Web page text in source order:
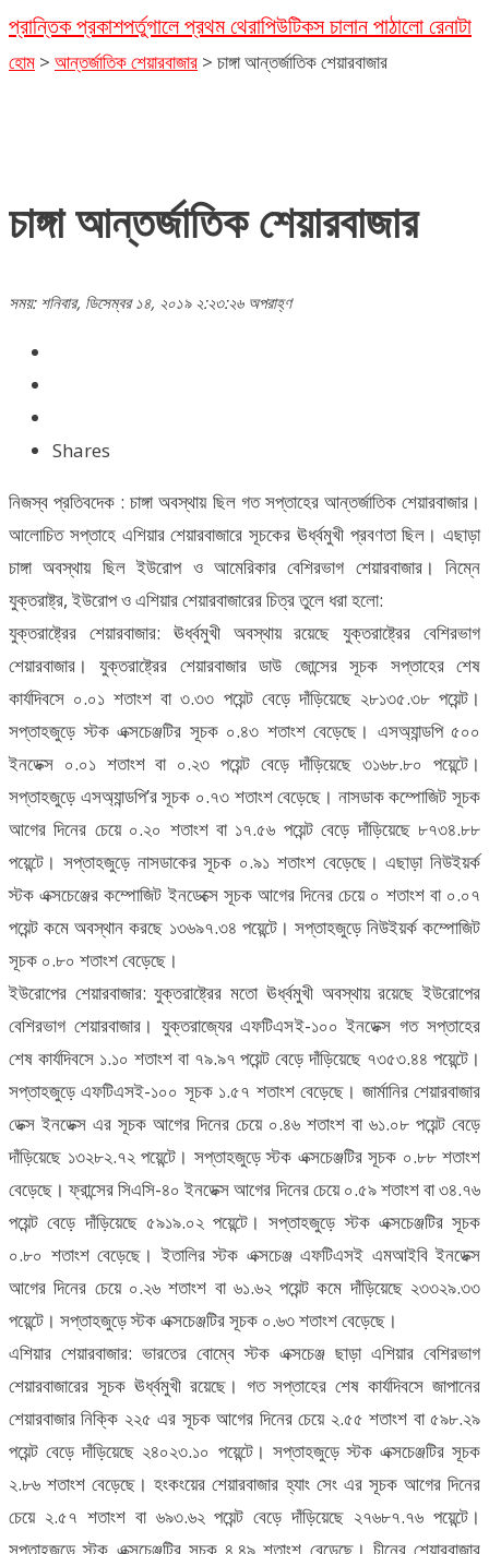
প্রান্তিক প্রকাশপর্তুগালে প্রথম থেরাপিউটিকস চালান পাঠালো রেনাটা
হোম > আন্তর্জাতিক শেয়ারবাজার > চাঙ্গা আন্তর্জাতিক শেয়ারবাজার
চাঙ্গা আন্তর্জাতিক শেয়ারবাজার
সময়: শনিবার, ডিসেম্বর ১৪, ২০১৯ ২:২৩:২৬ অপরাহ্ণ
Shares
নিজস্ব প্রতিবদেক : চাঙ্গা অবস্থায় ছিল গত সপ্তাহের আন্তর্জাতিক শেয়ারবাজার।
আলোচিত সপ্তাহে এশিয়ার শেয়ারবাজারে সূচকের ঊর্ধ্বমুখী প্রবণতা ছিল। এছাড়া
চাঙ্গা অবস্থায় ছিল ইউরোপ ও আমেরিকার বেশিরভাগ শেয়ারবাজার। নিম্নে
যুক্তরাষ্ট্র, ইউরোপ ও এশিয়ার শেয়ারবাজারের চিত্র তুলে ধরা হলো:
যুক্তরাষ্ট্রের শেয়ারবাজার: ঊর্ধ্বমুখী অবস্থায় রয়েছে যুক্তরাষ্ট্রের বেশিরভাগ
শেয়ারবাজার। যুক্তরাষ্ট্রের শেয়ারবাজার ডাউ জোন্সের সূচক সপ্তাহের শেষ
কার্যদিবসে ০.০১ শতাংশ বা ৩.৩৩ পয়েন্ট বেড়ে দাঁড়িয়েছে ২৮১৩৫.৩৮ পয়েন্ট।
সপ্তাহজুড়ে স্টক এক্সচেঞ্জটির সূচক ০.৪৩ শতাংশ বেড়েছে। এসঅ্যান্ডপি ৫০০
ইনডেক্স ০.০১ শতাংশ বা ০.২৩ পয়েন্ট বেড়ে দাঁড়িয়েছে ৩১৬৮.৮০ পয়েন্টে।
সপ্তাহজুড়ে এসঅ্যান্ডপি’র সূচক ০.৭৩ শতাংশ বেড়েছে। নাসডাক কম্পোজিট সূচক
আগের দিনের চেয়ে ০.২০ শতাংশ বা ১৭.৫৬ পয়েন্ট বেড়ে দাঁড়িয়েছে ৮৭৩৪.৮৮
পয়েন্টে। সপ্তাহজুড়ে নাসডাকের সূচক ০.৯১ শতাংশ বেড়েছে। এছাড়া নিউইয়র্ক
স্টক এক্সচেঞ্জের কম্পোজিট ইনডেক্সে সূচক আগের দিনের চেয়ে ০ শতাংশ বা ০.০৭
পয়েন্ট কমে অবস্থান করছে ১৩৬৯৭.৩৪ পয়েন্টে। সপ্তাহজুড়ে নিউইয়র্ক কম্পোজিট
সূচক ০.৮০ শতাংশ বেড়েছে।
ইউরোপের শেয়ারবাজার: যুক্তরাষ্ট্রের মতো ঊর্ধ্বমুখী অবস্থায় রয়েছে ইউরোপের
বেশিরভাগ শেয়ারবাজার। যুক্তরাজ্যের এফটিএসই-১০০ ইনডেক্স গত সপ্তাহের
শেষ কার্যদিবসে ১.১০ শতাংশ বা ৭৯.৯৭ পয়েন্ট বেড়ে দাঁড়িয়েছে ৭৩৫৩.৪৪ পয়েন্টে।
সপ্তাহজুড়ে এফটিএসই-১০০ সূচক ১.৫৭ শতাংশ বেড়েছে। জার্মানির শেয়ারবাজার
ডেক্স ইনডেক্স এর সূচক আগের দিনের চেয়ে ০.৪৬ শতাংশ বা ৬১.০৮ পয়েন্ট বেড়ে
দাঁড়িয়েছে ১৩২৮২.৭২ পয়েন্টে। সপ্তাহজুড়ে স্টক এক্সচেঞ্জটির সূচক ০.৮৮ শতাংশ
বেড়েছে। ফ্রান্সের সিএসি-৪০ ইনডেক্স আগের দিনের চেয়ে ০.৫৯ শতাংশ বা ৩৪.৭৬
পয়েন্ট বেড়ে দাঁড়িয়েছে ৫৯১৯.০২ পয়েন্টে। সপ্তাহজুড়ে স্টক এক্সচেঞ্জটির সূচক
০.৮০ শতাংশ বেড়েছে। ইতালির স্টক এক্সচেঞ্জ এফটিএসই এমআইবি ইনডেক্স
আগের দিনের চেয়ে ০.২৬ শতাংশ বা ৬১.৬২ পয়েন্ট কমে দাঁড়িয়েছে ২৩৩২৯.৩৩
পয়েন্টে। সপ্তাহজুড়ে স্টক এক্সচেঞ্জটির সূচক ০.৬৩ শতাংশ বেড়েছে।
এশিয়ার শেয়ারবাজার: ভারতের বোম্বে স্টক এক্সচেঞ্জ ছাড়া এশিয়ার বেশিরভাগ
শেয়ারবাজারের সূচক ঊর্ধ্বমুখী রয়েছে। গত সপ্তাহের শেষ কার্যদিবসে জাপানের
শেয়ারবাজার নিক্কি ২২৫ এর সূচক আগের দিনের চেয়ে ২.৫৫ শতাংশ বা ৫৯৮.২৯
পয়েন্ট বেড়ে দাঁড়িয়েছে ২৪০২৩.১০ পয়েন্টে। সপ্তাহজুড়ে স্টক এক্সচেঞ্জটির সূচক
২.৮৬ শতাংশ বেড়েছে। হংকংয়ের শেয়ারবাজার হ্যাং সেং এর সূচক আগের দিনের
চেয়ে ২.৫৭ শতাংশ বা ৬৯৩.৬২ পয়েন্ট বেড়ে দাঁড়িয়েছে ২৭৬৮৭.৭৬ পয়েন্টে।